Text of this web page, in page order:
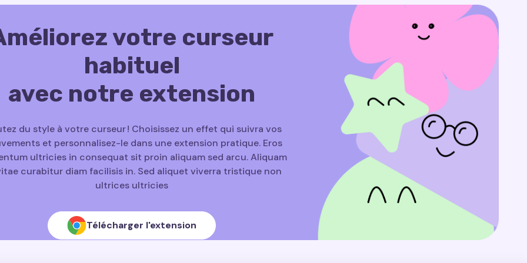
votre curseur
habituel
avec notre extension
du style à votre curseur ! Choisissez un effet qui suivra vos
et personnalisez-le dans une extension pratique. Eros
ultricies in consequat sit proin aliquam sed arcu. Aliquam
curabitur diam facilisis in. Sed aliquet viverra tristique non
ultrices ultricies
Télécharger l'extension